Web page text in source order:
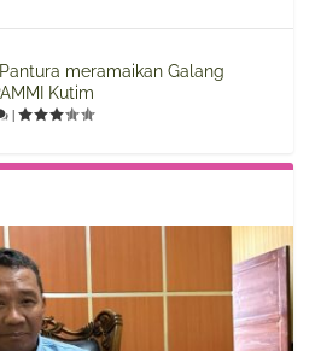
meramaikan Galang
Kutim
|